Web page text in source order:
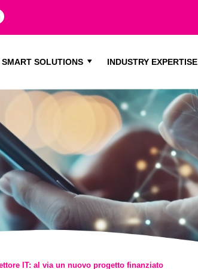
SMART SOLUTIONS INDUSTRY EXPERTISE
IT: al via un nuovo progetto finanziato